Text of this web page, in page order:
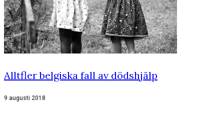
Alltfler belgiska fall av dödshjälp
9 augusti 2018